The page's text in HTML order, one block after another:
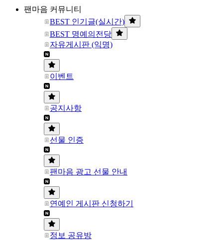
팬마음 커뮤니티
BEST 인기글(실시간)
BEST 명예의전당
자유게시판 (익명)
이벤트
공지사항
선물 인증
팬마음 광고 선물 안내
연예인 게시판 신청하기
정보 공유방